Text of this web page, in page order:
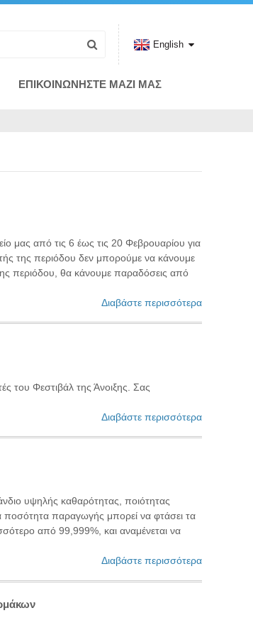
ΕΠΙΚΟΙΝΩΝΉΣΤΕ ΜΑΖΊ ΜΑΣ
English
μας από τις 6 έως τις 20 Φεβρουαρίου για
της περιόδου δεν μπορούμε να κάνουμε
περιόδου, θα κάνουμε παραδόσεις από
Διαβάστε περισσότερα
του Φεστιβάλ της Άνοιξης. Σας
Διαβάστε περισσότερα
υψηλής καθαρότητας, ποιότητας
ποσότητα παραγωγής μπορεί να φτάσει τα
από 99,999%, και αναμένεται να
Διαβάστε περισσότερα